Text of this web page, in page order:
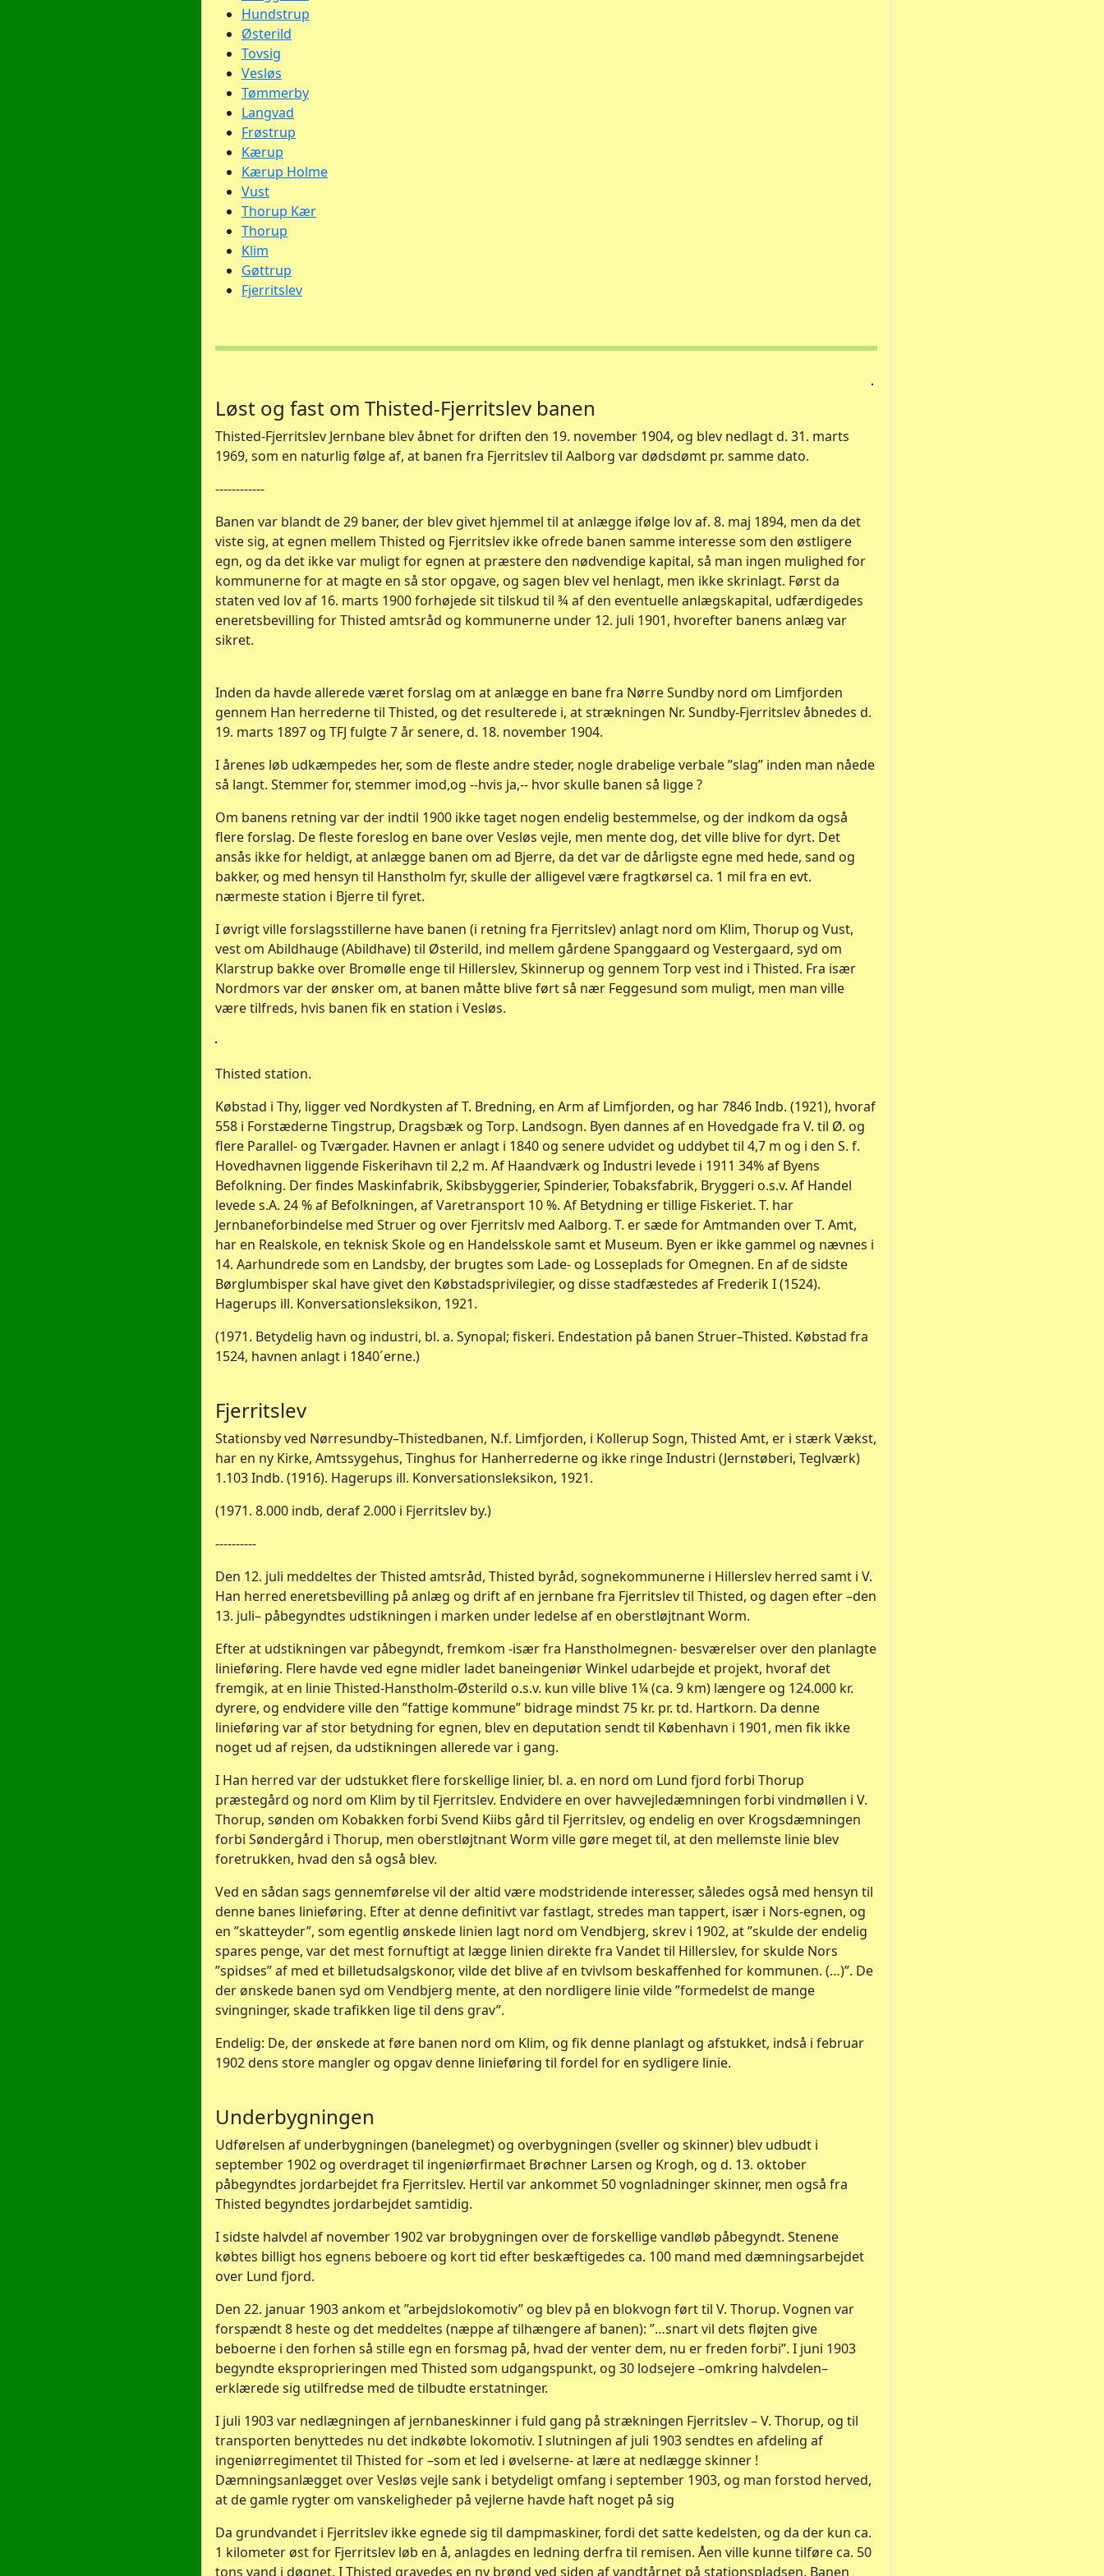
Hundstrup
Østerild
Tovsig
Vesløs
Tømmerby
Langvad
Frøstrup
Kærup
Kærup Holme
Vust
Thorup Kær
Thorup
Klim
Gøttrup
Fjerritslev
Løst og fast om Thisted-Fjerritslev banen
Thisted-Fjerritslev Jernbane blev åbnet for driften den 19. november 1904, og blev nedlagt d. 31. marts
1969, som en naturlig følge af, at banen fra Fjerritslev til Aalborg var dødsdømt pr. samme dato.
------------
Banen var blandt de 29 baner, der blev givet hjemmel til at anlægge ifølge lov af. 8. maj 1894, men da det
viste sig, at egnen mellem Thisted og Fjerritslev ikke ofrede banen samme interesse som den østligere
egn, og da det ikke var muligt for egnen at præstere den nødvendige kapital, så man ingen mulighed for
kommunerne for at magte en så stor opgave, og sagen blev vel henlagt, men ikke skrinlagt. Først da
staten ved lov af 16. marts 1900 forhøjede sit tilskud til ¾ af den eventuelle anlægskapital, udfærdigedes
eneretsbevilling for Thisted amtsråd og kommunerne under 12. juli 1901, hvorefter banens anlæg var
sikret.
Inden da havde allerede været forslag om at anlægge en bane fra Nørre Sundby nord om Limfjorden
gennem Han herrederne til Thisted, og det resulterede i, at strækningen Nr. Sundby-Fjerritslev åbnedes d.
19. marts 1897 og TFJ fulgte 7 år senere, d. 18. november 1904.
I årenes løb udkæmpedes her, som de fleste andre steder, nogle drabelige verbale ”slag” inden man nåede
så langt. Stemmer for, stemmer imod,og --hvis ja,-- hvor skulle banen så ligge ?
Om banens retning var der indtil 1900 ikke taget nogen endelig bestemmelse, og der indkom da også
flere forslag. De fleste foreslog en bane over Vesløs vejle, men mente dog, det ville blive for dyrt. Det
ansås ikke for heldigt, at anlægge banen om ad Bjerre, da det var de dårligste egne med hede, sand og
bakker, og med hensyn til Hanstholm fyr, skulle der alligevel være fragtkørsel ca. 1 mil fra en evt.
nærmeste station i Bjerre til fyret.
I øvrigt ville forslagsstillerne have banen (i retning fra Fjerritslev) anlagt nord om Klim, Thorup og Vust,
vest om Abildhauge (Abildhave) til Østerild, ind mellem gårdene Spanggaard og Vestergaard, syd om
Klarstrup bakke over Bromølle enge til Hillerslev, Skinnerup og gennem Torp vest ind i Thisted. Fra især
Nordmors var der ønsker om, at banen måtte blive ført så nær Feggesund som muligt, men man ville
være tilfreds, hvis banen fik en station i Vesløs.
Thisted station.
Købstad i Thy, ligger ved Nordkysten af T. Bredning, en Arm af Limfjorden, og har 7846 Indb. (1921), hvoraf
558 i Forstæderne Tingstrup, Dragsbæk og Torp. Landsogn. Byen dannes af en Hovedgade fra V. til Ø. og
flere Parallel- og Tværgader. Havnen er anlagt i 1840 og senere udvidet og uddybet til 4,7 m og i den S. f.
Hovedhavnen liggende Fiskerihavn til 2,2 m. Af Haandværk og Industri levede i 1911 34% af Byens
Befolkning. Der findes Maskinfabrik, Skibsbyggerier, Spinderier, Tobaksfabrik, Bryggeri o.s.v. Af Handel
levede s.A. 24 % af Befolkningen, af Varetransport 10 %. Af Betydning er tillige Fiskeriet. T. har
Jernbaneforbindelse med Struer og over Fjerritslv med Aalborg. T. er sæde for Amtmanden over T. Amt,
har en Realskole, en teknisk Skole og en Handelsskole samt et Museum. Byen er ikke gammel og nævnes i
14. Aarhundrede som en Landsby, der brugtes som Lade- og Losseplads for Omegnen. En af de sidste
Børglumbisper skal have givet den Købstadsprivilegier, og disse stadfæstedes af Frederik I (1524).
Hagerups ill. Konversationsleksikon, 1921.
(1971. Betydelig havn og industri, bl. a. Synopal; fiskeri. Endestation på banen Struer–Thisted. Købstad fra
1524, havnen anlagt i 1840´erne.)
Fjerritslev
Stationsby ved Nørresundby–Thistedbanen, N.f. Limfjorden, i Kollerup Sogn, Thisted Amt, er i stærk Vækst,
har en ny Kirke, Amtssygehus, Tinghus for Hanherrederne og ikke ringe Industri (Jernstøberi, Teglværk)
1.103 Indb. (1916). Hagerups ill. Konversationsleksikon, 1921.
(1971. 8.000 indb, deraf 2.000 i Fjerritslev by.)
----------
Den 12. juli meddeltes der Thisted amtsråd, Thisted byråd, sognekommunerne i Hillerslev herred samt i V.
Han herred eneretsbevilling på anlæg og drift af en jernbane fra Fjerritslev til Thisted, og dagen efter –den
13. juli– påbegyndtes udstikningen i marken under ledelse af en oberstløjtnant Worm.
Efter at udstikningen var påbegyndt, fremkom -især fra Hanstholmegnen- besværelser over den planlagte
linieføring. Flere havde ved egne midler ladet baneingeniør Winkel udarbejde et projekt, hvoraf det
fremgik, at en linie Thisted-Hanstholm-Østerild o.s.v. kun ville blive 1¼ (ca. 9 km) længere og 124.000 kr.
dyrere, og endvidere ville den ”fattige kommune” bidrage mindst 75 kr. pr. td. Hartkorn. Da denne
linieføring var af stor betydning for egnen, blev en deputation sendt til København i 1901, men fik ikke
noget ud af rejsen, da udstikningen allerede var i gang.
I Han herred var der udstukket flere forskellige linier, bl. a. en nord om Lund fjord forbi Thorup
præstegård og nord om Klim by til Fjerritslev. Endvidere en over havvejledæmningen forbi vindmøllen i V.
Thorup, sønden om Kobakken forbi Svend Kiibs gård til Fjerritslev, og endelig en over Krogsdæmningen
forbi Søndergård i Thorup, men oberstløjtnant Worm ville gøre meget til, at den mellemste linie blev
foretrukken, hvad den så også blev.
Ved en sådan sags gennemførelse vil der altid være modstridende interesser, således også med hensyn til
denne banes linieføring. Efter at denne definitivt var fastlagt, stredes man tappert, især i Nors-egnen, og
en ”skatteyder”, som egentlig ønskede linien lagt nord om Vendbjerg, skrev i 1902, at ”skulde der endelig
spares penge, var det mest fornuftigt at lægge linien direkte fra Vandet til Hillerslev, for skulde Nors
”spidses” af med et billetudsalgskonor, vilde det blive af en tvivlsom beskaffenhed for kommunen. (…)”. De
der ønskede banen syd om Vendbjerg mente, at den nordligere linie vilde ”formedelst de mange
svingninger, skade trafikken lige til dens grav”.
Endelig: De, der ønskede at føre banen nord om Klim, og fik denne planlagt og afstukket, indså i februar
1902 dens store mangler og opgav denne linieføring til fordel for en sydligere linie.
Underbygningen
Udførelsen af underbygningen (banelegmet) og overbygningen (sveller og skinner) blev udbudt i
september 1902 og overdraget til ingeniørfirmaet Brøchner Larsen og Krogh, og d. 13. oktober
påbegyndtes jordarbejdet fra Fjerritslev. Hertil var ankommet 50 vognladninger skinner, men også fra
Thisted begyndtes jordarbejdet samtidig.
I sidste halvdel af november 1902 var brobygningen over de forskellige vandløb påbegyndt. Stenene
købtes billigt hos egnens beboere og kort tid efter beskæftigedes ca. 100 mand med dæmningsarbejdet
over Lund fjord.
Den 22. januar 1903 ankom et ”arbejdslokomotiv” og blev på en blokvogn ført til V. Thorup. Vognen var
forspændt 8 heste og det meddeltes (næppe af tilhængere af banen): ”…snart vil dets fløjten give
beboerne i den forhen så stille egn en forsmag på, hvad der venter dem, nu er freden forbi”. I juni 1903
begyndte eksproprieringen med Thisted som udgangspunkt, og 30 lodsejere –omkring halvdelen–
erklærede sig utilfredse med de tilbudte erstatninger.
I juli 1903 var nedlægningen af jernbaneskinner i fuld gang på strækningen Fjerritslev – V. Thorup, og til
transporten benyttedes nu det indkøbte lokomotiv. I slutningen af juli 1903 sendtes en afdeling af
ingeniørregimentet til Thisted for –som et led i øvelserne- at lære at nedlægge skinner !
Dæmningsanlægget over Vesløs vejle sank i betydeligt omfang i september 1903, og man forstod herved,
at de gamle rygter om vanskeligheder på vejlerne havde haft noget på sig
Da grundvandet i Fjerritslev ikke egnede sig til dampmaskiner, fordi det satte kedelsten, og da der kun ca.
1 kilometer øst for Fjerritslev løb en å, anlagdes en ledning derfra til remisen. Åen ville kunne tilføre ca. 50
tons vand i døgnet. I Thisted gravedes en ny brønd ved siden af vandtårnet på stationspladsen. Banen